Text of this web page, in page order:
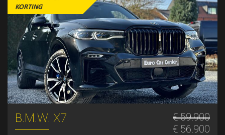
KORTING
B.M.W. X7
€ 59.900
€ 56.900